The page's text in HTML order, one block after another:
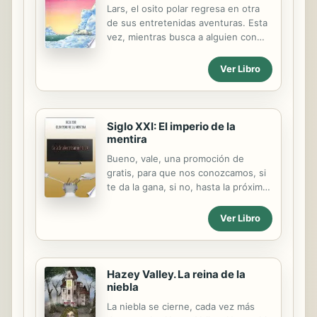
Lars, el osito polar regresa en otra
de sus entretenidas aventuras. Esta
vez, mientras busca a alguien con
pobre Lars termina enjaulado y
rumbo a un zoologico en una avion
de carga lleno de animales. Por
suerte, cuando el avion aterriza
puede abrir su jaula, y al dejar en
libertad a los otros animales,
tanto habia buscado.
Ver Libro
Siglo XXI: El imperio de la
mentira
Bueno, vale, una promoción de
gratis, para que nos conozcamos, si
te da la gana, si no, hasta la próxima
que el precio de este libro es solo
debido a un carácter simbólico. Si no
puedes permitírtelo, deberías estar
en otros asuntos, mucho mas
urgentes para ti, siento decir. Por mi
parte, solo puedo intentar ganar un
poco de dinero, que haga cundibles
los meses de trabajo, y la falta que
Ver Libro
Hazey Valley. La reina de la
niebla
La niebla se cierne, cada vez más